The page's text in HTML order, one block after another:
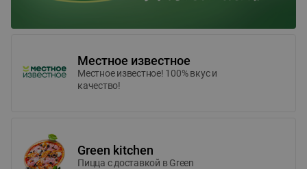
Местное известное
Местное известное! 100% вкус и
качество!
Green kitchen
Пицца c доставкой в Green